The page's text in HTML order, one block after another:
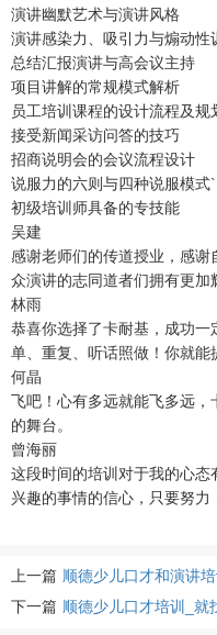
演讲幽默艺术与演讲风格
演讲感染力、吸引力与煽动性
总结汇报演讲与高会议主持
项目讲解的常规模式解析
员工培训课程的设计流程及规
接受新闻采访问答的技巧
招商说明会的会议流程设计
说服力的六则与四种说服模式`
初级培训师具备的专技能
吴建
感谢老师们的传道授业，感谢
众演讲的志同道者们拥有更加
林雨
恭喜你选择了卡耐基，成功
单、重复、听话照做！你就能
何晶
飞吧！心有多远就能飞多远
的舞台。
曾海丽
这段时间的培训对于我的心
兴趣的事情的信心，只要努力
上一篇 顺德少儿口才和演讲
下一篇 顺德少儿口才培训_就